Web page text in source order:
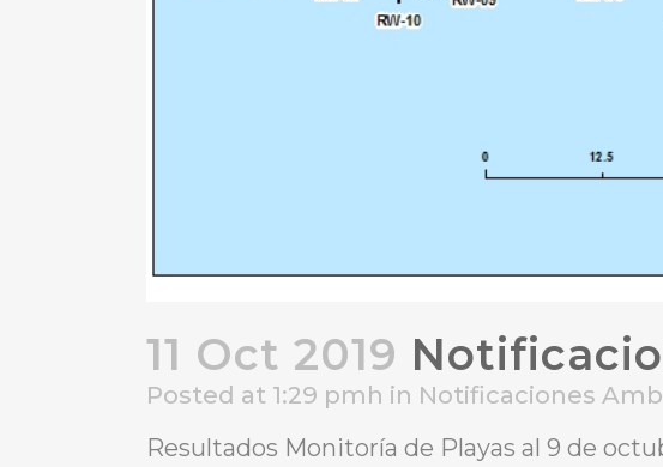
11 Oct 2019
Posted at 1:29 pmh in Notificaciones
Resultados Monitoría de Playas al 9 de